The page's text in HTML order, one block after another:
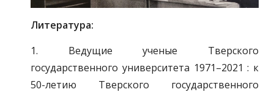
Литература:
1. Ведущие ученые Тверского
государственного университета 1971–2021 : к
50-летию Тверского государственного